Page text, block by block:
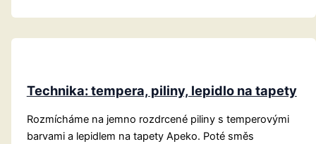
voskovka
Technika: tempera, piliny, lepidlo na tapety
Rozmícháme na jemno rozdrcené piliny s temperovými
barvami a lepidlem na tapety Apeko. Poté směs